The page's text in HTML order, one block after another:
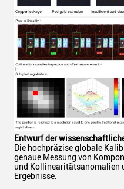
Entwurf der
Die hochpräzise globale
genaue Messung von
und Kollinearitätsanomalien
Ergebnisse.